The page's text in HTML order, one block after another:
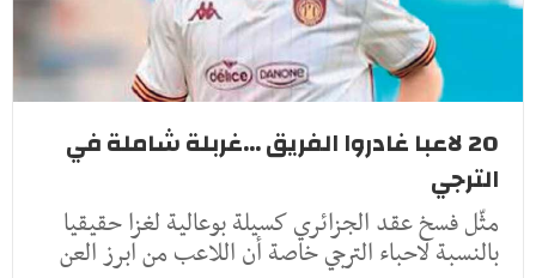
20 لاعبا غادروا الفريق ...غربلة شاملة في
الترجي
مثّل فسخ عقد الجزائري كسيلة بوعالية لغزا حقيقيا
بالنسبة لاحباء الترجي خاصة أن اللاعب من ابرز العن